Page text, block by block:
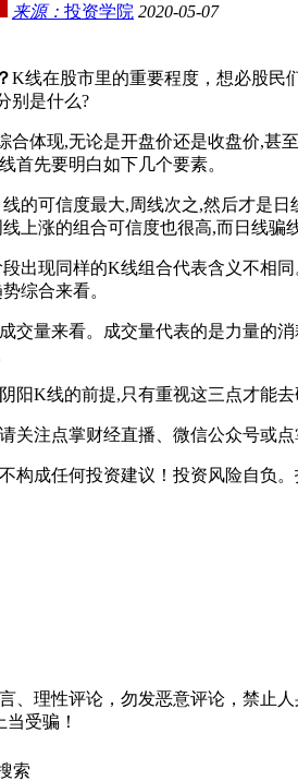
来源： 投资学院 2020-05-07
K线在股市里的重要程度，想必股民
别是什么?
现,无论是开盘价还是收盘价,甚至
首先要明白如下几个要素。
可信度最大,周线次之,然后才是日
上涨的组合可信度也很高,而日线
现同样的K线组合代表含义不相同
综合来看。
量来看。成交量代表的是力量的消
K线的前提,只有重视这三点才能去
注点掌财经直播、微信公众号或点
构成任何投资建议！投资风险自负。
、理性评论，勿发恶意评论，禁止人
受骗！
索